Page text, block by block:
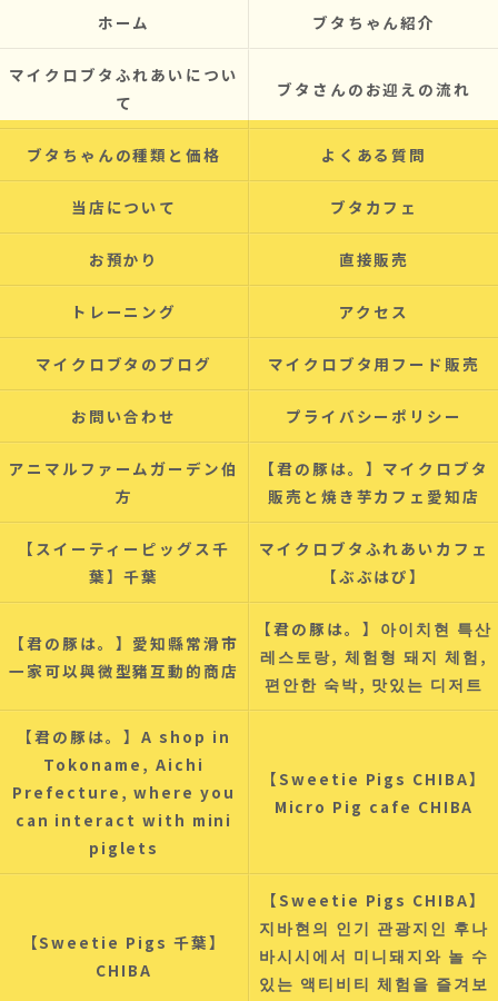
ホーム ブタちゃん紹介
マイクロブタふれあいについ
て
ブタさんのお迎えの流れ
ブタちゃんの種類と価格 よくある質問
当店について ブタカフェ
お預かり 直接販売
トレーニング アクセス
マイクロブタのブログ マイクロブタ用フード販売
お問い合わせ プライバシーポリシー
アニマルファームガーデン伯
方
【君の豚は。】マイクロブタ
販売と焼き芋カフェ愛知店
【スイーティーピッグス千
葉】千葉
マイクロブタふれあいカフェ
【ぶぶはぴ】
【君の豚は。】愛知縣常滑市
一家可以與微型豬互動的商店
【君の豚は。】아이치현 특산
레스토랑, 체험형 돼지 체험,
편안한 숙박, 맛있는 디저트
【君の豚は。】A shop in
Tokoname, Aichi
Prefecture, where you
can interact with mini
piglets
【Sweetie Pigs CHIBA】
Micro Pig cafe CHIBA
【Sweetie Pigs 千葉】
CHIBA
【Sweetie Pigs CHIBA】
지바현의 인기 관광지인 후나
바시시에서 미니돼지와 놀 수
있는 액티비티 체험을 즐겨보